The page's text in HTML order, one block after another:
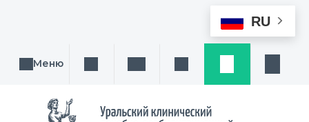
RU
Меню Поиск услуги, направления или врача
Написать намЗаказ звонка